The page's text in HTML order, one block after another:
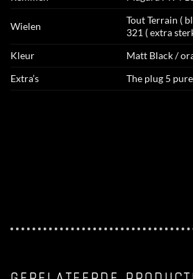
Wielen
Tout Terrain (
321 ( extra
Kleur
Matt Black /
Extra’s
The plug 5